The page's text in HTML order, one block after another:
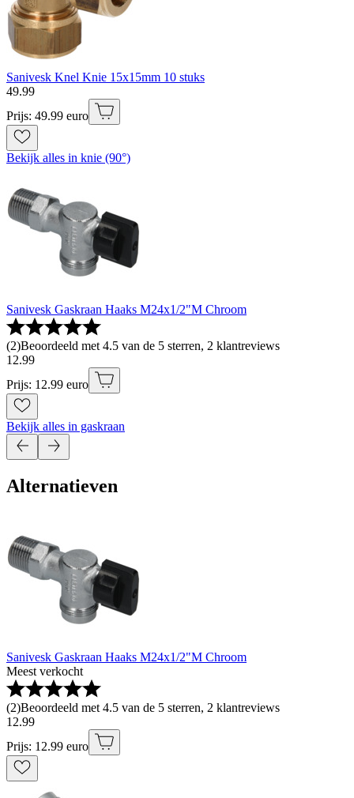
Sanivesk Knel Knie 15x15mm 10 stuks
49.99
Prijs: 49.99 euro
Bekijk alles in knie (90°)
Sanivesk Gaskraan Haaks M24x1/2"M Chroom
(2)Beoordeeld met 4.5 van de 5 sterren, 2 klantreviews
12.99
Prijs: 12.99 euro
Bekijk alles in gaskraan
Alternatieven
Sanivesk Gaskraan Haaks M24x1/2"M Chroom
Meest verkocht
(2)Beoordeeld met 4.5 van de 5 sterren, 2 klantreviews
12.99
Prijs: 12.99 euro